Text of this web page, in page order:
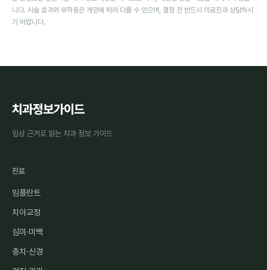
니다. 시술 효과와 부작용은 개인에 따라 다를 수 있으며, 결정 전 반드시 의료진과 상담하시
기 바랍니다.
치과정보가이드
임상 근거로 읽는 치과 정보 가이드
진료
임플란트
치아교정
심미·미백
충치·신경